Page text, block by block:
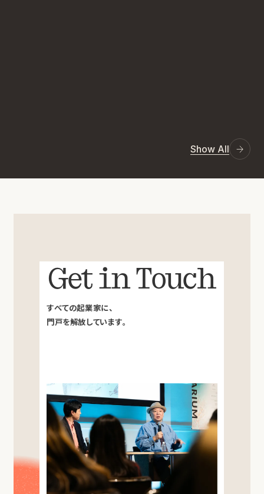
Show All
Get in Touch
すべての起業家に、
門戸を解放しています。